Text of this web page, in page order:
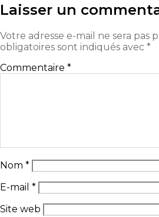
Laisser un
Votre adresse e-mail ne sera pas
obligatoires sont indiqués avec *
Commentaire *
Nom *
E-mail *
Site web